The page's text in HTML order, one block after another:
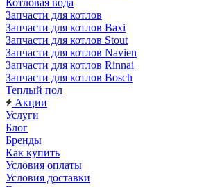
Котловая вода
Запчасти для котлов
Запчасти для котлов Baxi
Запчасти для котлов Stout
Запчасти для котлов Navien
Запчасти для котлов Rinnai
Запчасти для котлов Bosch
Теплый пол
Акции
Услуги
Блог
Бренды
Как купить
Условия оплаты
Условия доставки